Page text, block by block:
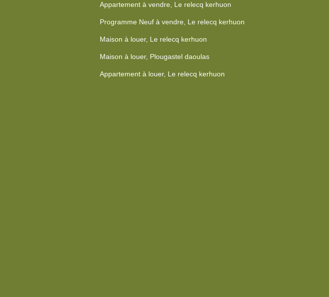
Appartement à vendre, Le relecq kerhuon
Programme Neuf à vendre, Le relecq kerhuon
Maison à louer, Le relecq kerhuon
Maison à louer, Plougastel daoulas
Appartement à louer, Le relecq kerhuon